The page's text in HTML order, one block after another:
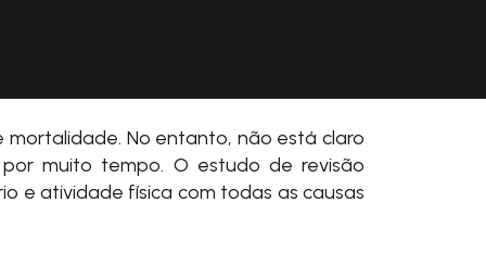
mortalidade. No entanto, não está claro
muito tempo. O estudo de revisão
e atividade física com todas as causas